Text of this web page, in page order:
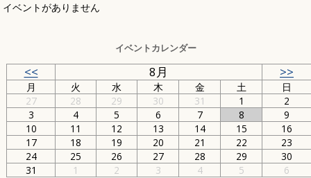
イベントがありません
イベントカレンダー
<< 8月 >>
月 火 水 木 金 土
日
27
28 29 30 31 1
2
3
4 5 6 7 8
9
10
11 12 13 14 15
16
17
18 19 20 21 22
23
24
25 26 27 28 29
30
31
1 2 3 4 5 6